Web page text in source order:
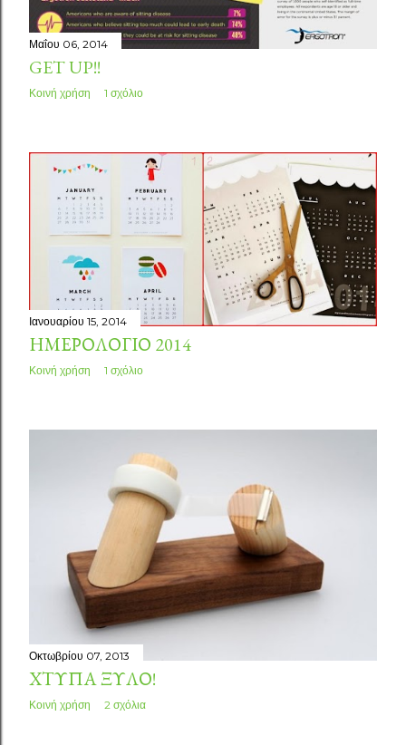
Μαΐου 06, 2014
GET UP!!
Κοινή χρήση 1 σχόλιο
Ιανουαρίου 15, 2014
ΗΜΕΡΟΛΌΓΙΟ 2014
Κοινή χρήση 1 σχόλιο
Οκτωβρίου 07, 2013
ΧΤΎΠΑ ΞΎΛΟ!
Κοινή χρήση 2 σχόλια